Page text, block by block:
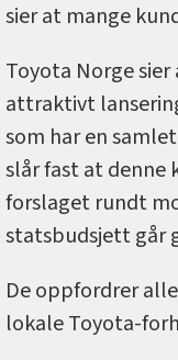
sier at mange
Toyota Norge
attraktivt
som har en
slår fast at denne
forslaget rundt
statsbudsjett går
De oppfordrer
lokale Toyota-